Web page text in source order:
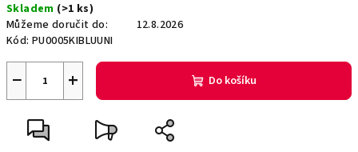
cena:
Skladem (>1 ks)
Můžeme doručit do:
12.8.2026
Kód: PU0005KIBLUUNI
+
− Do košíku